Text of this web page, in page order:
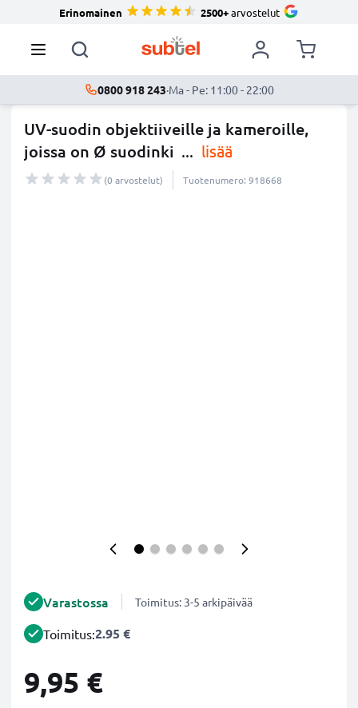
Erinomainen 2500+arvostelut
0800 918 243·Ma - Pe: 11:00 - 22:00
UV-suodin objektiiveille ja kameroille,
joissa on Ø suodinki ... lisää
(0 arvostelut) Tuotenumero: 918668
Varastossa Toimitus: 3-5 arkipäivää
Toimitus:2.95 €
9,95 €